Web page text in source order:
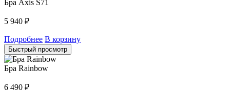
Бра Axis S71
5 940 ₽
Подробнее В корзину
Быстрый просмотр
Бра Rainbow
6 490 ₽